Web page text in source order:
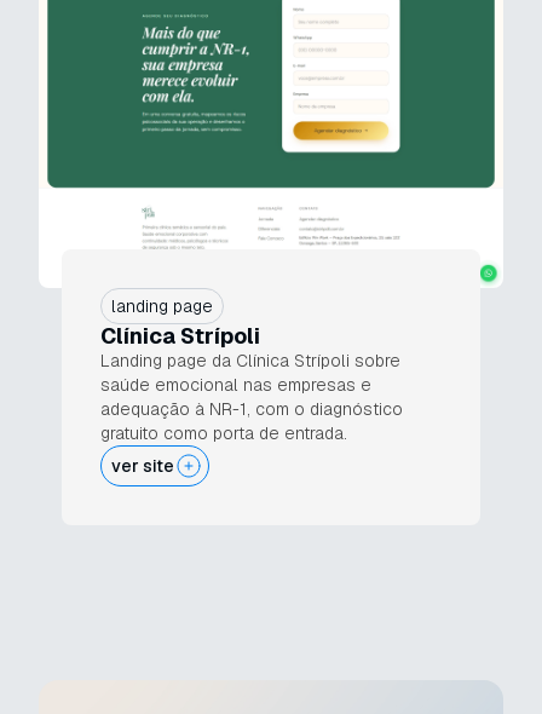
landing page
Clínica Strípoli
Landing page da Clínica Strípoli sobre
saúde emocional nas empresas e
adequação à NR-1, com o diagnóstico
gratuito como porta de entrada.
ver site